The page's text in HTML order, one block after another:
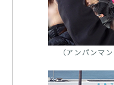
（アンパンマ